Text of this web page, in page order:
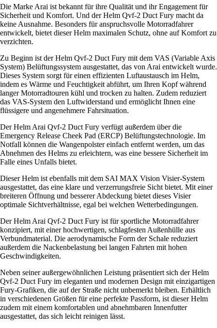
Die Marke Arai ist bekannt für ihre Qualität und ihr Engagement für
Sicherheit und Komfort. Und der Helm Qvf-2 Duct Fury macht da
keine Ausnahme. Besonders für anspruchsvolle Motorradfahrer
entwickelt, bietet dieser Helm maximalen Schutz, ohne auf Komfort zu
verzichten.
Zu Beginn ist der Helm Qvf-2 Duct Fury mit dem VAS (Variable Axis
System) Belüftungssystem ausgestattet, das von Arai entwickelt wurde.
Dieses System sorgt für einen effizienten Luftaustausch im Helm,
indem es Wärme und Feuchtigkeit abführt, um Ihren Kopf während
langer Motorradtouren kühl und trocken zu halten. Zudem reduziert
das VAS-System den Luftwiderstand und ermöglicht Ihnen eine
flüssigere und angenehmere Fahrsituation.
Der Helm Arai Qvf-2 Duct Fury verfügt außerdem über die
Emergency Release Cheek Pad (ERCP) Belüftungstechnologie. Im
Notfall können die Wangenpolster einfach entfernt werden, um das
Abnehmen des Helms zu erleichtern, was eine bessere Sicherheit im
Falle eines Unfalls bietet.
Dieser Helm ist ebenfalls mit dem SAI MAX Vision Visier-System
ausgestattet, das eine klare und verzerrungsfreie Sicht bietet. Mit einer
breiteren Öffnung und besserer Abdeckung bietet dieses Visier
optimale Sichtverhältnisse, egal bei welchen Wetterbedingungen.
Der Helm Arai Qvf-2 Duct Fury ist für sportliche Motorradfahrer
konzipiert, mit einer hochwertigen, schlagfesten Außenhülle aus
Verbundmaterial. Die aerodynamische Form der Schale reduziert
außerdem die Nackenbelastung bei langen Fahrten mit hohen
Geschwindigkeiten.
Neben seiner außergewöhnlichen Leistung präsentiert sich der Helm
Qvf-2 Duct Fury im eleganten und modernen Design mit einzigartigen
Fury-Grafiken, die auf der Straße nicht unbemerkt bleiben. Erhältlich
in verschiedenen Größen für eine perfekte Passform, ist dieser Helm
zudem mit einem komfortablen und abnehmbaren Innenfutter
ausgestattet, das sich leicht reinigen lässt.